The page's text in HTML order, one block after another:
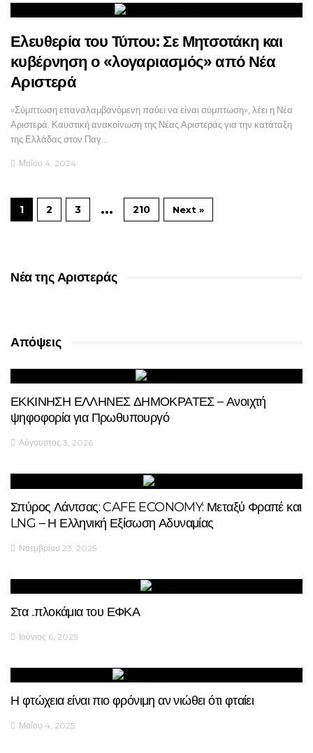
Ελευθερία του Τύπου: Σε Μητσοτάκη και
κυβέρνηση ο «λογαριασμός» από Νέα
Αριστερά
«Σύμπτωση επαναλαμβανόμενη παύει να είναι σύμπτωση», λέει η Νέα
Αριστερά. Καυστική ανακοίνωση της Νέας Αριστεράς για την κατάταξη
της Ελλάδας στον Παγ…
Μαΐου 4, 2024
1 2 3 … 210 Next »
Νέα της Αριστεράς
Απόψεις
ΕΚΚΙΝΗΣΗ ΕΛΛΗΝΕΣ ΔΗΜΟΚΡΑΤΕΣ – Ανοιχτή
ψηφοφορία για Πρωθυπουργό
Αύγουστος 3, 2026
Σπύρος Λάντσας: CAFE ECONOMY: Μεταξύ Φραπέ και
LNG – Η Ελληνική Εξίσωση Αδυναμίας
Νοεμβρίου 23, 2025
Στα ..πλοκάμια του ΕΦΚΑ
Ιούνιος 6, 2025
Η φτώχεια είναι πιο φρόνιμη αν νιώθει ότι φταίει
Μαΐου 4, 2025